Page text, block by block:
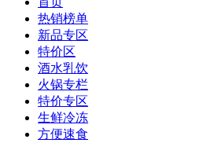
热销榜单
新品专区
特价区
酒水乳饮
火锅专栏
特价专区
生鲜冷冻
方便速食